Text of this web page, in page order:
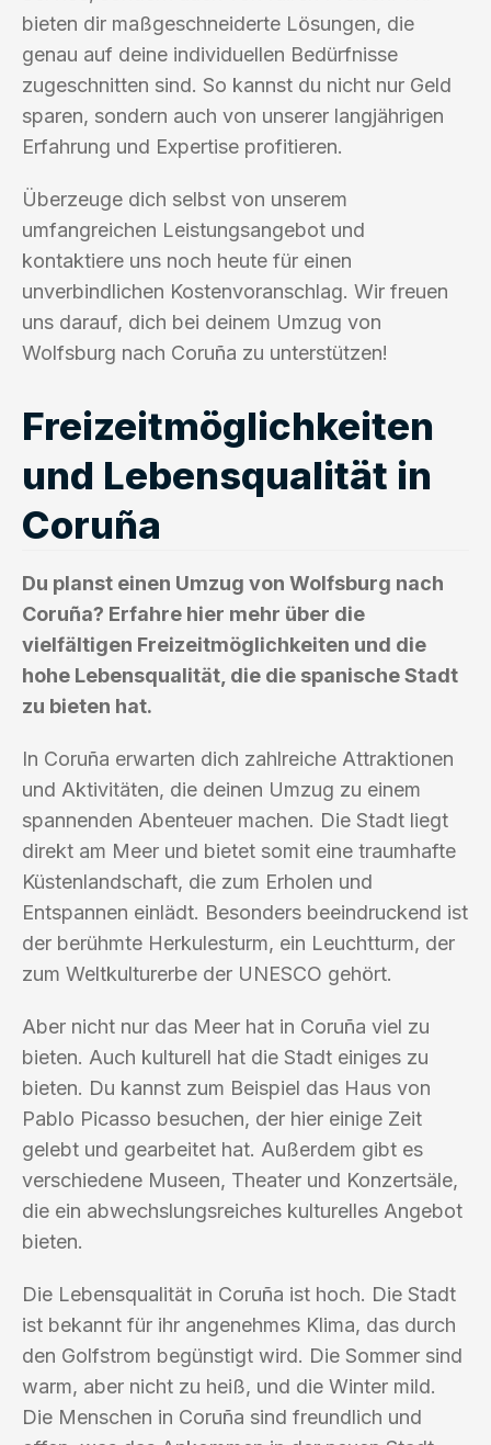
bieten dir maßgeschneiderte Lösungen, die
genau auf deine individuellen Bedürfnisse
zugeschnitten sind. So kannst du nicht nur Geld
sparen, sondern auch von unserer langjährigen
Erfahrung und Expertise profitieren.
Überzeuge dich selbst von unserem
umfangreichen Leistungsangebot und
kontaktiere uns noch heute für einen
unverbindlichen Kostenvoranschlag. Wir freuen
uns darauf, dich bei deinem Umzug von
Wolfsburg nach Coruña zu unterstützen!
Freizeitmöglichkeiten
und Lebensqualität in
Coruña
Du planst einen Umzug von Wolfsburg nach
Coruña? Erfahre hier mehr über die
vielfältigen Freizeitmöglichkeiten und die
hohe Lebensqualität, die die spanische Stadt
zu bieten hat.
In Coruña erwarten dich zahlreiche Attraktionen
und Aktivitäten, die deinen Umzug zu einem
spannenden Abenteuer machen. Die Stadt liegt
direkt am Meer und bietet somit eine traumhafte
Küstenlandschaft, die zum Erholen und
Entspannen einlädt. Besonders beeindruckend ist
der berühmte Herkulesturm, ein Leuchtturm, der
zum Weltkulturerbe der UNESCO gehört.
Aber nicht nur das Meer hat in Coruña viel zu
bieten. Auch kulturell hat die Stadt einiges zu
bieten. Du kannst zum Beispiel das Haus von
Pablo Picasso besuchen, der hier einige Zeit
gelebt und gearbeitet hat. Außerdem gibt es
verschiedene Museen, Theater und Konzertsäle,
die ein abwechslungsreiches kulturelles Angebot
bieten.
Die Lebensqualität in Coruña ist hoch. Die Stadt
ist bekannt für ihr angenehmes Klima, das durch
den Golfstrom begünstigt wird. Die Sommer sind
warm, aber nicht zu heiß, und die Winter mild.
Die Menschen in Coruña sind freundlich und